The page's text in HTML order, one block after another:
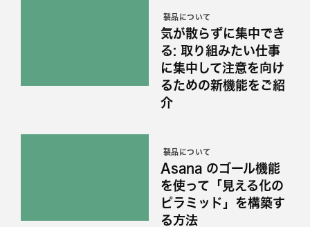
製品について
気が散らずに集中でき
る: 取り組みたい仕事
に集中して注意を向け
るための新機能をご紹
介
製品について
Asana のゴール機能
を使って「見える化の
ピラミッド」を構築す
る方法